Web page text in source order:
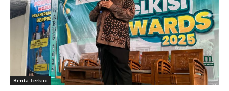
Berita Terkini